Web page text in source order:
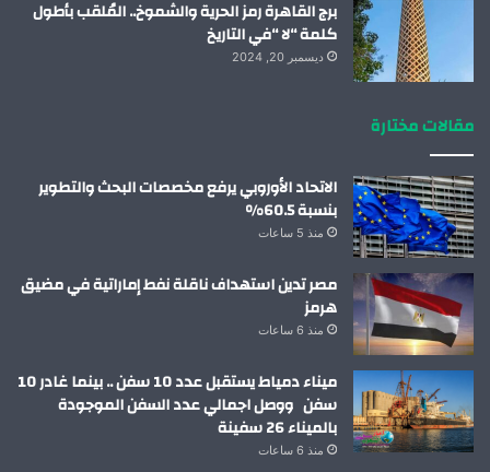
برج القاهرة رمز الحرية والشموخ.. المُلقب بأطول
كلمة “لا “في التاريخ
ديسمبر 20, 2024
مقالات مختارة
الاتحاد الأوروبي يرفع مخصصات البحث والتطوير
بنسبة 60.5%
منذ 5 ساعات
مصر تدين استهداف ناقلة نفط إماراتية في مضيق
هرمز
منذ 6 ساعات
ميناء دمياط يستقبل عدد 10 سفن .. بينما غادر 10
سفن ووصل اجمالي عدد السفن الموجودة
بالميناء 26 سفينة
منذ 6 ساعات